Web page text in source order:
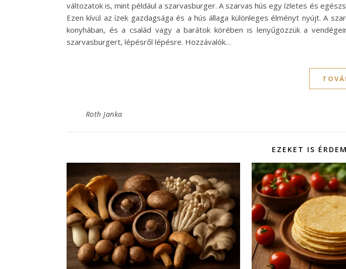
változatok is, mint például a szarvasburger. A szarvas hús egy ízletes és
Ezen kívül az ízek gazdagsága és a hús állaga különleges élményt nyújt. A
konyhában, és a család vagy a barátok körében is lenyűgözzük a
szarvasburgert, lépésről lépésre. Hozzávalók…
Roth Janka
EZEKET IS